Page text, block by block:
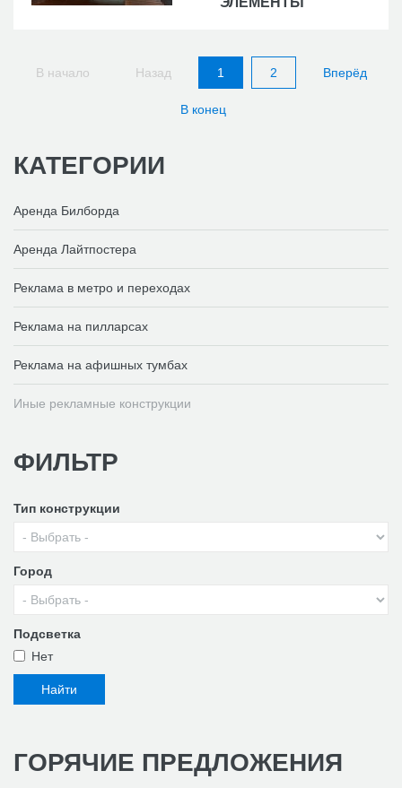
В начало Назад 1 2 Вперёд
В конец
КАТЕГОРИИ
Аренда Билборда
Аренда Лайтпостера
Реклама в метро и переходах
Реклама на пилларсах
Реклама на афишных тумбах
Иные рекламные конструкции
ФИЛЬТР
Тип конструкции
Город
Подсветка
Нет
ГОРЯЧИЕ ПРЕДЛОЖЕНИЯ